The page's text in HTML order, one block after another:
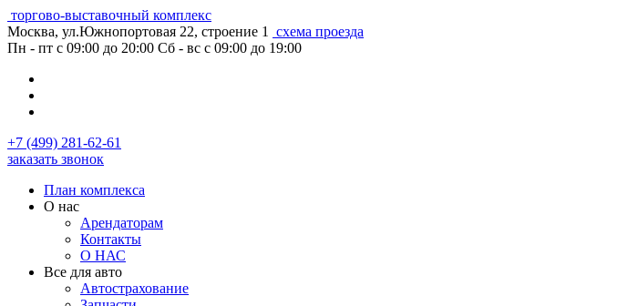
торгово-выставочный комплекс
Москва, ул.Южнопортовая 22, строение 1
схема проезда
Пн - пт с 09:00 до 20:00 Сб - вс с 09:00 до 19:00
+7 (499) 281-62-61
заказать звонок
План комплекса
О нас
Арендаторам
Контакты
О НАС
Все для авто
Автострахование